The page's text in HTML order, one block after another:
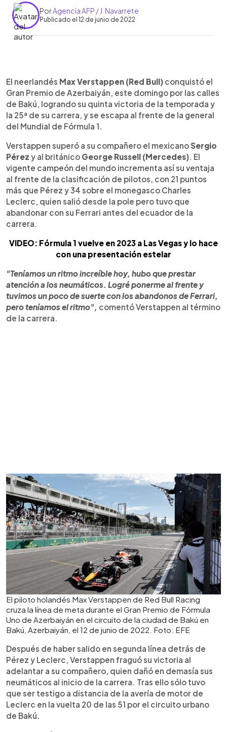
PorAgencia AFP / J. Navarrete
Publicado el 12 de junio de 2022
► Escuchar artículo
El neerlandés Max Verstappen (Red Bull) conquistó el
Gran Premio de Azerbaiyán, este domingo por las calles
de Bakú, logrando su quinta victoria de la temporada y
la 25ª de su carrera, y se escapa al frente de la general
del Mundial de Fórmula 1.
Verstappen superó a su compañero el mexicanoSergio
Pérez y al británico George Russell (Mercedes). El
vigente campeón del mundo incrementa así su ventaja
al frente de la clasificación de pilotos, con 21 puntos
más que Pérez y 34 sobre el monegasco Charles
Leclerc, quien salió desde la pole pero tuvo que
abandonar con su Ferrari antes del ecuador de la
carrera.
VIDEO: Fórmula 1 vuelve en 2023 a Las Vegas y lo hace
con una presentación estelar
"Teníamos un ritmo increíble hoy, hubo que prestar
atención a los neumáticos. Logré ponerme al frente y
tuvimos un poco de suerte con los abandonos de Ferrari,
pero teníamos el ritmo", comentó Verstappen al término
de la carrera.
El piloto holandés Max Verstappen de Red Bull Racing
cruza la línea de meta durante el Gran Premio de Fórmula
Uno de Azerbaiyán en el circuito de la ciudad de Bakú en
Bakú, Azerbaiyán, el 12 de junio de 2022. Foto: EFE
Después de haber salido en segunda línea detrás de
Pérez y Leclerc, Verstappen fraguó su victoria al
adelantar a su compañero, quien dañó en demasía sus
neumáticos al inicio de la carrera. Tras ello sólo tuvo
que ser testigo a distancia de la avería de motor de
Leclerc en la vuelta 20 de las 51 por el circuito urbano
de Bakú.